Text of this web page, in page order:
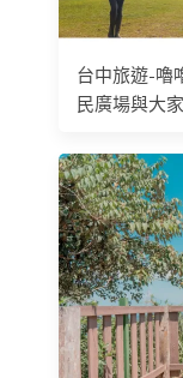
台中旅遊-嚕
民廣場與大